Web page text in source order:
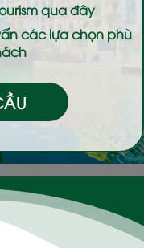
qua đây
các lựa chọn phù